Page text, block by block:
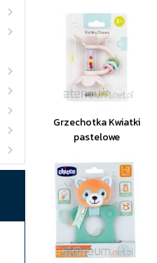
Grzechotka Kwiatki
pastelowe